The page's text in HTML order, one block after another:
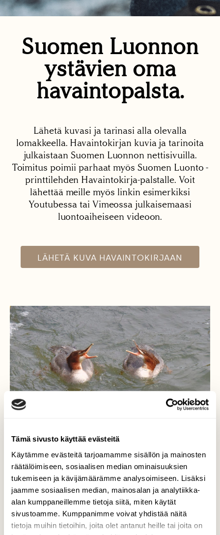
Tämä sivusto käyttää evästeitä
Käytämme evästeitä tarjoamamme sisällön ja mainosten
räätälöimiseen, sosiaalisen median ominaisuuksien
tukemiseen ja kävijämäärämme analysoimiseen. Lisäksi
jaamme sosiaalisen median, mainosalan ja analytiikka-
alan kumppaneillemme tietoja siitä, miten käytät
sivustoamme. Kumppanimme voivat yhdistää näitä
tietoja muihin tietoihin, joita olet antanut heille tai joita on
Suomen Luonnon
ystävien oma
havaintopalsta.
Lähetä kuvasi ja tarinasi alla olevalla
lomakkeella. Havaintokirjan kuvia ja tarinoita
julkaistaan Suomen Luonnon nettisivuilla.
Toimitus poimii parhaat myös Suomen Luonto -
printtilehden Havaintokirja-palstalle. Voit
lähettää meille myös linkin esimerkiksi
Youtubessa tai Vimeossa julkaisemaasi
luontoaiheiseen videoon.
LÄHETÄ KUVA HAVAINTOKIRJAAN